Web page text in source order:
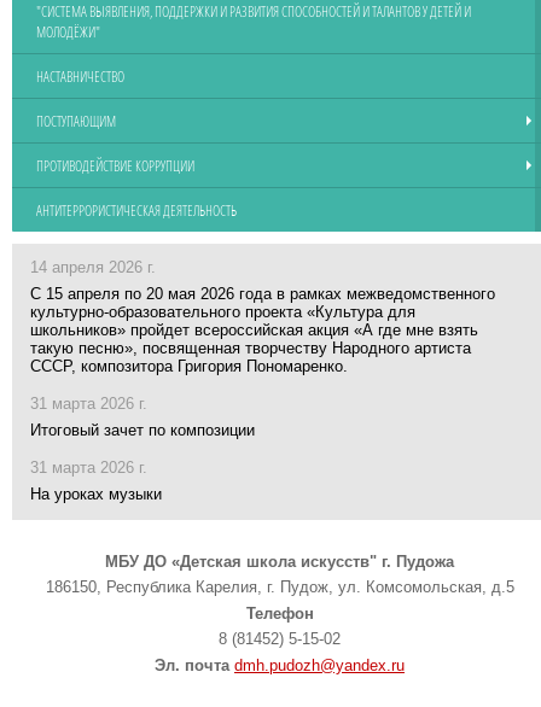
"СИСТЕМА ВЫЯВЛЕНИЯ, ПОДДЕРЖКИ И РАЗВИТИЯ СПОСОБНОСТЕЙ И ТАЛАНТОВ У ДЕТЕЙ И
МОЛОДЁЖИ"
НАСТАВНИЧЕСТВО
ПОСТУПАЮЩИМ
ПРОТИВОДЕЙСТВИЕ КОРРУПЦИИ
АНТИТЕРРОРИСТИЧЕСКАЯ ДЕЯТЕЛЬНОСТЬ
14 апреля 2026 г.
С 15 апреля по 20 мая 2026 года в рамках межведомственного
культурно-образовательного проекта «Культура для
школьников» пройдет всероссийская акция «А где мне взять
такую песню», посвященная творчеству Народного артиста
СССР, композитора Григория Пономаренко.
31 марта 2026 г.
Итоговый зачет по композиции
31 марта 2026 г.
На уроках музыки
МБУ ДО «Детская школа искусств" г. Пудожа
186150, Республика Карелия, г. Пудож, ул. Комсомольская, д.5
Телефон
8 (81452) 5-15-02
Эл. почта dmh.pudozh@yandex.ru